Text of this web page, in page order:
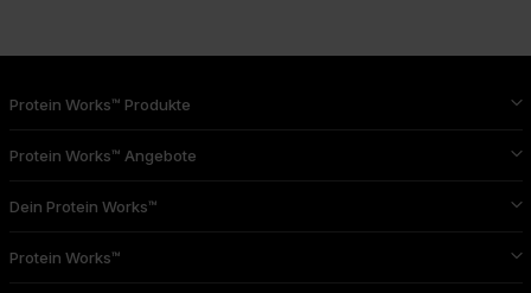
Protein Works™ Produkte
Protein Works™ Angebote
Dein Protein Works™
Protein Works™